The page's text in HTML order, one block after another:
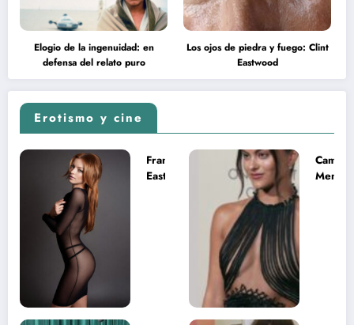
Elogio de la ingenuidad: en
defensa del relato puro
Los ojos de piedra y fuego: Clint
Eastwood
Erotismo y cine
Francesca
Eastwood y
Camila
Mendes